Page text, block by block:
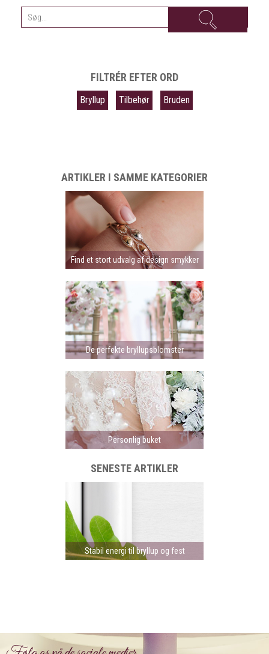
FILTRÉR EFTER ORD
Bryllup Tilbehør Bruden
ARTIKLER I SAMME KATEGORIER
Find et stort udvalg af design smykker
De perfekte bryllupsblomster
Personlig buket
SENESTE ARTIKLER
Stabil energi til bryllup og fest